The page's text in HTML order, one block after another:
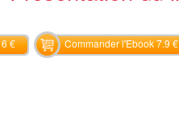
€ Commander l'Ebook 7.9 €